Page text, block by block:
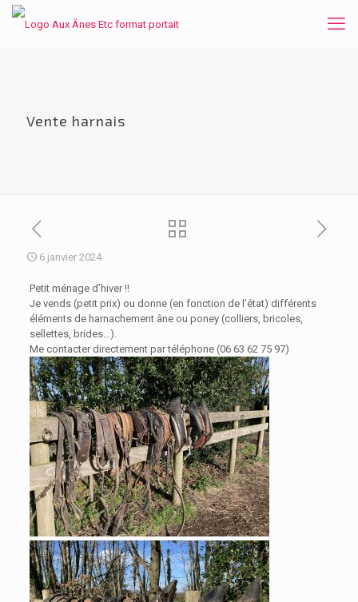
Vente harnais
6 janvier 2024
Petit ménage d’hiver !!
Je vends (petit prix) ou donne (en fonction de l’état) différents
éléments de harnachement âne ou poney (colliers, bricoles,
sellettes, brides…).
Me contacter directement par téléphone (06 63 62 75 97)